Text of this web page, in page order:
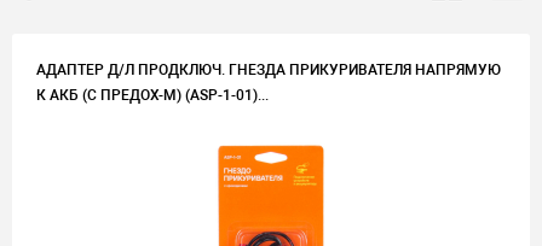
АДАПТЕР Д/Л ПРОДКЛЮЧ. ГНЕЗДА ПРИКУРИВАТЕЛЯ НАПРЯМУЮ
К АКБ (С ПРЕДОХ-М) (ASP-1-01)...